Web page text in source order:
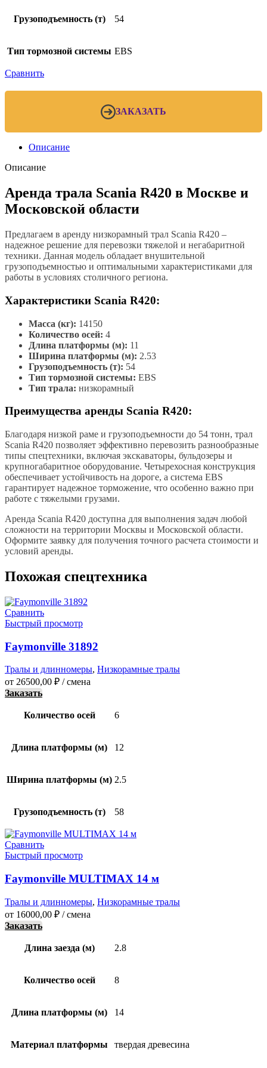
Грузоподъемность (т) 54
Тип тормозной системы EBS
Сравнить
ЗАКАЗАТЬ
Описание
Описание
Аренда трала Scania R420 в Москве и
Московской области
Предлагаем в аренду низкорамный трал Scania R420 –
надежное решение для перевозки тяжелой и негабаритной
техники. Данная модель обладает внушительной
грузоподъемностью и оптимальными характеристиками для
работы в условиях столичного региона.
Характеристики Scania R420:
Масса (кг): 14150
Количество осей: 4
Длина платформы (м): 11
Ширина платформы (м): 2.53
Грузоподъемность (т): 54
Тип тормозной системы: EBS
Тип трала: низкорамный
Преимущества аренды Scania R420:
Благодаря низкой раме и грузоподъемности до 54 тонн, трал
Scania R420 позволяет эффективно перевозить разнообразные
типы спецтехники, включая экскаваторы, бульдозеры и
крупногабаритное оборудование. Четырехосная конструкция
обеспечивает устойчивость на дороге, а система EBS
гарантирует надежное торможение, что особенно важно при
работе с тяжелыми грузами.
Аренда Scania R420 доступна для выполнения задач любой
сложности на территории Москвы и Московской области.
Оформите заявку для получения точного расчета стоимости и
условий аренды.
Похожая спецтехника
Сравнить
Быстрый просмотр
Faymonville 31892
Тралы и длинномеры, Низкорамные тралы
от 26500,00 ₽ / смена
Заказать
Количество осей 6
Длина платформы (м) 12
Ширина платформы (м) 2.5
Грузоподъемность (т) 58
Сравнить
Быстрый просмотр
Faymonville MULTIMAX 14 м
Тралы и длинномеры, Низкорамные тралы
от 16000,00 ₽ / смена
Заказать
Длина заезда (м) 2.8
Количество осей 8
Длина платформы (м) 14
Материал платформы твердая древесина